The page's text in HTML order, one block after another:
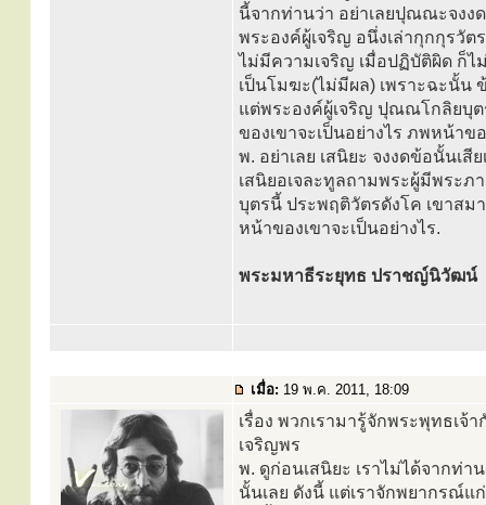
นี้จากท่านว่า อย่าเลยปุณณะจงง
พระองค์ผู้เจริญ อนึ่งเล่ากุกกุรวั
ไม่มีความเจริญ เมื่อปฏิบัติผิด ก็ไ
เป็นโมฆะ(ไม่มีผล) เพราะฉะนั้น
แต่พระองค์ผู้เจริญ ปุณณโกลิยบุ
ของเขาจะเป็นอย่างไร ภพหน้าข
พ. อย่าเลย เสนิยะ จงงดข้อนั้นเสี
เสนิยอเจละทูลถามพระผู้มีพระภ
บุตรนี้ ประพฤติวัตรดังโค เขาส
หน้าของเขาจะเป็นอย่างไร.
พระมหาธีระยุทธ ปราชญ์นิวัฒน์
เมื่อ: 19 พ.ค. 2011, 18:09
เรื่อง พวกเรามารู้จักพระพุทธเ
เจริญพร
พ. ดูก่อนเสนิยะ เราไม่ได้จากท่า
นั้นเลย ดังนี้ แต่เราจักพยากรณ์